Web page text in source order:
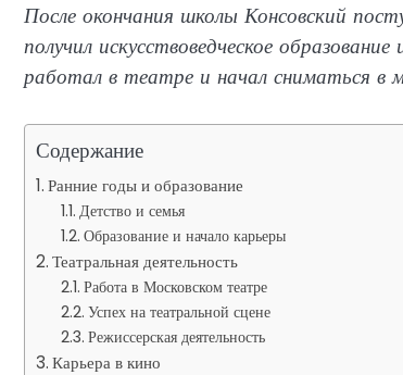
После окончания школы Консовский
получил искусствоведческое
работал в театре и начал сниматься в
Содержание
Ранние годы и образование
Детство и семья
Образование и начало карьеры
Театральная деятельность
Работа в Московском театре
Успех на театральной сцене
Режиссерская деятельность
Карьера в кино